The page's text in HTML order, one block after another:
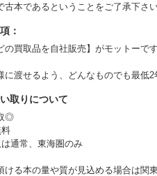
本であるということをご了承下さ
：
の買取品を自社販売】がモットー
に渡せるよう、どんなものでも最低
取りについて
◎
通常、東海圏のみ
ける本の量や質が見込める場合は関